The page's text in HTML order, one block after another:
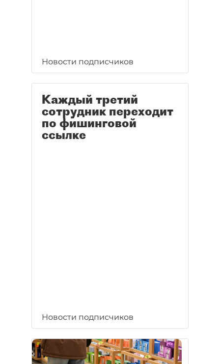
Новости подписчиков
Каждый третий
сотрудник переходит
по фишинговой
ссылке
Новости подписчиков